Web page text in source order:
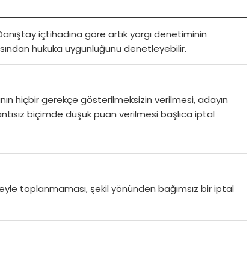
içtihadına göre artık yargı denetiminin
hukuka uygunluğunu denetleyebilir.
hiçbir gerekçe gösterilmeksizin verilmesi, adayın
biçimde düşük puan verilmesi başlıca iptal
toplanmaması, şekil yönünden bağımsız bir iptal